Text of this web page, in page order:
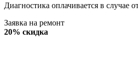
Диагностика оплачивается в случае
Заявка на ремонт
20% скидка